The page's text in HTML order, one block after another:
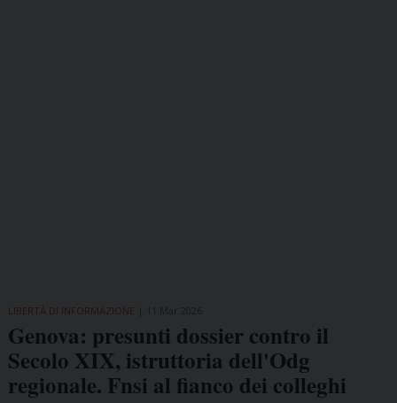
LIBERTÀ DI INFORMAZIONE
Genova: presunti dossier contro il
Secolo XIX, istruttoria dell'Odg
regionale. Fnsi al fianco dei colleghi